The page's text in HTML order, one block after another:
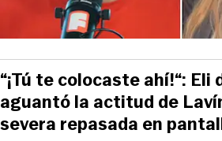
“¡Tú te colocaste ahí!“: Eli
aguantó la actitud de
severa repasada en